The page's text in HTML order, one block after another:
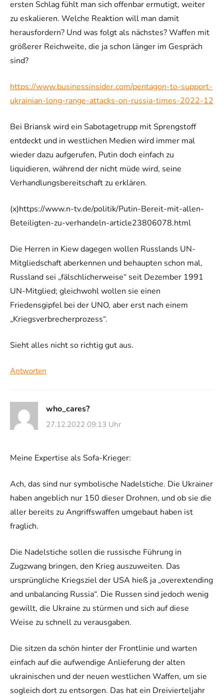
ersten Schlag fühlt man sich offenbar ermutigt, weiter
zu eskalieren. Welche Reaktion will man damit
herausfordern? Und was folgt als nächstes? Waffen mit
größerer Reichweite, die ja schon länger im Gespräch
sind?
https://www.businessinsider.com/pentagon-to-support-
ukrainian-long-range-attacks-on-russia-times-2022-12
Bei Briansk wird ein Sabotagetrupp mit Sprengstoff
entdeckt und in westlichen Medien wird immer mal
wieder dazu aufgerufen, Putin doch einfach zu
liquidieren, während der nicht müde wird, seine
Verhandlungsbereitschaft zu erklären.
(x)https://www.n-tv.de/politik/Putin-Bereit-mit-allen-
Beteiligten-zu-verhandeln-article23806078.html
Die Herren in Kiew dagegen wollen Russlands UN-
Mitgliedschaft aberkennen und behaupten schon mal,
Russland sei „fälschlicherweise“ seit Dezember 1991
UN-Mitglied; gleichwohl wollen sie einen
Friedensgipfel bei der UNO, aber erst nach einem
„Kriegsverbrecherprozess“.
Sieht alles nicht so richtig gut aus.
Antworten
who_cares?
27.12.2022 09:13 Uhr
Meine Expertise als Sofa-Krieger:
Ach, das sind nur symbolische Nadelstiche. Die Ukrainer
haben angeblich nur 150 dieser Drohnen, und ob sie die
aller bereits zu Angriffswaffen umgebaut haben ist
fraglich.
Die Nadelstiche sollen die russische Führung in
Zugzwang bringen, den Krieg auszuweiten. Das
ursprüngliche Kriegsziel der USA hieß ja „overextending
and unbalancing Russia“. Die Russen sind jedoch wenig
gewillt, die Ukraine zu stürmen und sich auf diese
Weise zu schnell zu verausgaben.
Die sitzen da schön hinter der Frontlinie und warten
einfach auf die aufwendige Anlieferung der alten
ukrainischen und der neuen westlichen Waffen, um sie
sogleich dort zu entsorgen. Das hat ein Dreivierteljahr